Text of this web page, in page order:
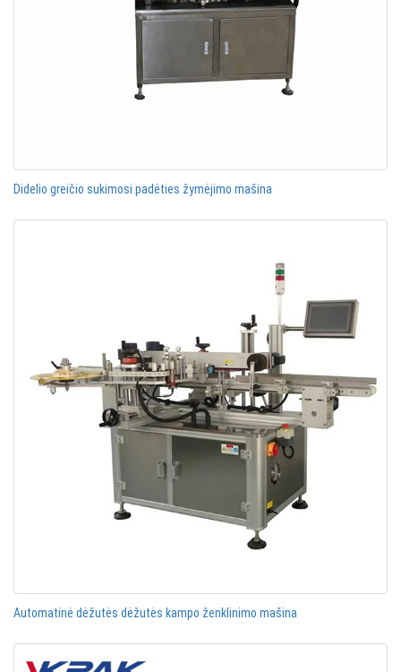
Didelio greičio sukimosi padėties žymėjimo mašina
Automatinė dėžutės dėžutės kampo ženklinimo mašina